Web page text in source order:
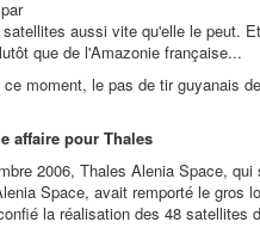
aussi vite qu'elle le peut.
que de l'Amazonie française...
moment, le pas de tir guyanais
affaire pour Thales
2006, Thales Alenia Space, qui
Space, avait remporté le gros
la réalisation des 48 satellites